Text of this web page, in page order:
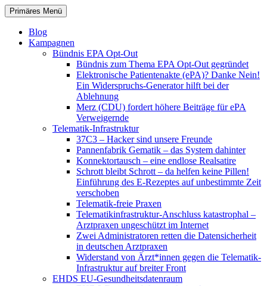
Zum
Inhalt
springen
patientenrechte-datenschutz.de
Suchen
Primäres Menü
Blog
Kampagnen
Bündnis EPA Opt-Out
Bündnis zum Thema EPA Opt-Out gegründet
Elektronische Patientenakte (ePA)? Danke Nein!
Ein Widerspruchs-Generator hilft bei der
Ablehnung
Merz (CDU) fordert höhere Beiträge für ePA
Verweigernde
Telematik-Infrastruktur
37C3 – Hacker sind unsere Freunde
Pannenfabrik Gematik – das System dahinter
Konnektortausch – eine endlose Realsatire
Schrott bleibt Schrott – da helfen keine Pillen!
Einführung des E-Rezeptes auf unbestimmte Zeit
verschoben
Telematik-freie Praxen
Telematikinfrastruktur-Anschluss katastrophal –
Arztpraxen ungeschützt im Internet
Zwei Administratoren retten die Datensicherheit
in deutschen Arztpraxen
Widerstand von Ärzt*innen gegen die Telematik-
Infrastruktur auf breiter Front
EHDS EU-Gesundheitsdatenraum